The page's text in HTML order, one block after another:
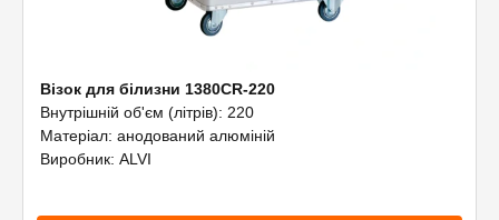
Візок для білизни 1380CR-220
Внутрішній об'єм (літрів): 220
Матеріал: анодований алюміній
Виробник: ALVI